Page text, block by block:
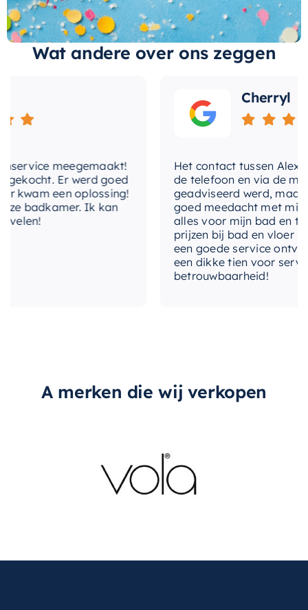
laten installeren. Ontworpen door een
betrouwbaar, marktleidend merk, deze
Hotbath
Cobberthermostaat is een uitstekende keuze
Wat andere over ons zeggen
meegemaakt!
Er werd goed
een oplossing!
badkamer. Ik kan
Cherryl
Het contact tussen Alex en
de telefoon en via de mail,
geadviseerd werd, maar
goed meedacht met mij.
alles voor mijn bad en
prijzen bij bad en vloer
een goede service
een dikke tien voor
betrouwbaarheid!
A merken die wij verkopen